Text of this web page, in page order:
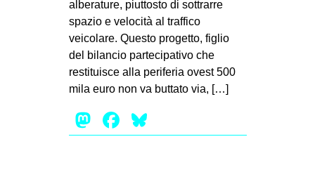
AMBIENTE
ANTIFASCISMO
DIRITTO ALL’ABITARE
GENERI
PRECARIATO
alberature, piuttosto di sottrarre
spazio e velocità al traffico
veicolare. Questo progetto, figlio
del bilancio partecipativo che
restituisce alla periferia ovest 500
mila euro non va buttato via, […]
Mastodon
Facebook